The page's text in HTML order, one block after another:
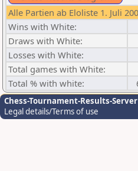
Alle Partien ab Eloliste 1. Juli
Wins with White:
Draws with White:
Losses with White:
Total games with White:
Total % with white:
Chess-Tournament-Results-Server
Legal details/Terms of use